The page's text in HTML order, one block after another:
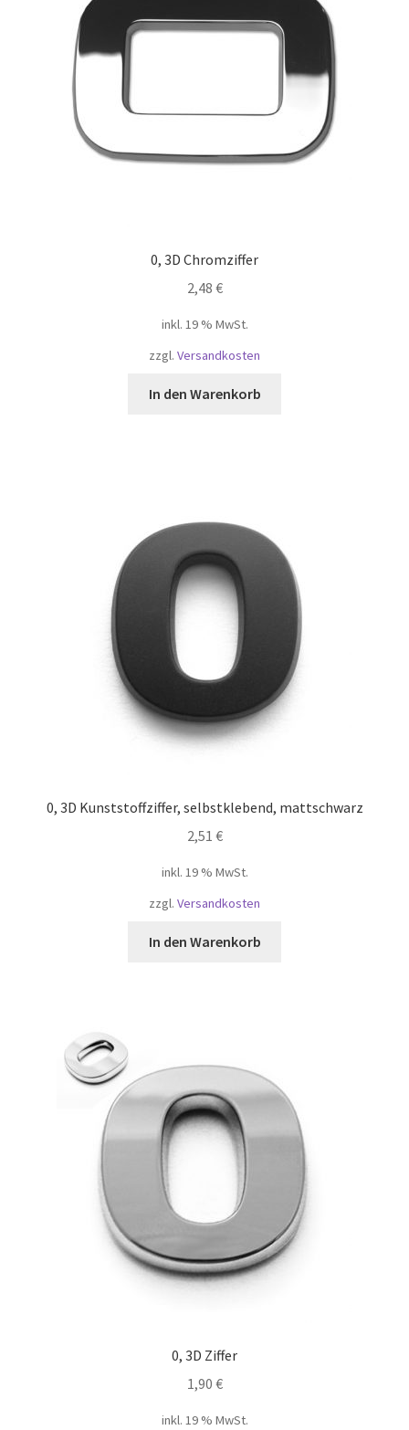
0, 3D Chromziffer
2,48 €
inkl. 19 % MwSt.
zzgl. Versandkosten
In den Warenkorb
0, 3D Kunststoffziffer, selbstklebend, mattschwarz
2,51 €
inkl. 19 % MwSt.
zzgl. Versandkosten
In den Warenkorb
0, 3D Ziffer
1,90 €
inkl. 19 % MwSt.